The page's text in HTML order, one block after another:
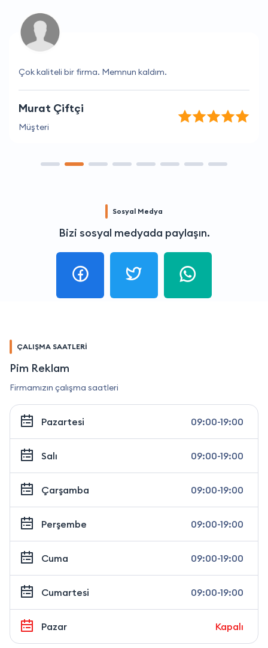
Çok kaliteli bir firma. Memnun kaldım.
Murat Çiftçi
Müşteri
Sosyal Medya
Bizi sosyal medyada paylaşın.
ÇALIŞMA SAATLERİ
Pim Reklam
Firmamızın çalışma saatleri
Pazartesi 09:00-19:00
Salı 09:00-19:00
Çarşamba 09:00-19:00
Perşembe 09:00-19:00
Cuma 09:00-19:00
Cumartesi 09:00-19:00
Pazar Kapalı